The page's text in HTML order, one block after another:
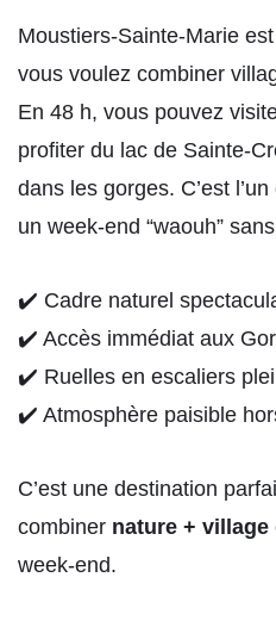
Moustiers-Sainte-Marie
vous voulez combiner
En 48 h, vous pouvez
profiter du lac de Sainte-
dans les gorges. C’est
un week-end “waouh”
✔️ Cadre naturel
✔️ Accès immédiat aux
✔️ Ruelles en escaliers
✔️ Atmosphère paisible
C’est une destination
combiner nature + village
week-end.